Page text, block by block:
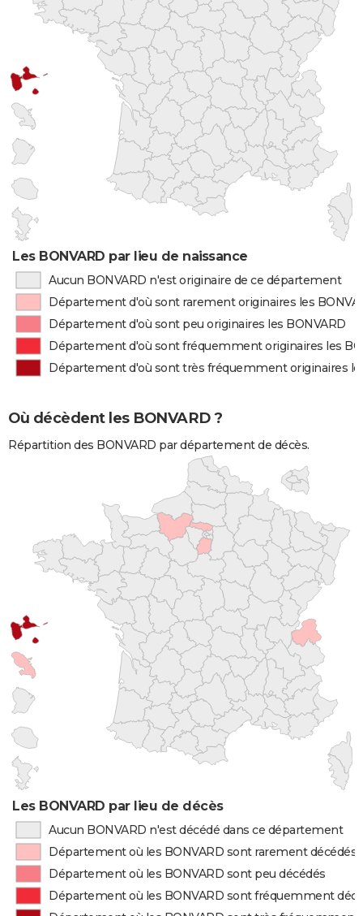
Les BONVARD par lieu de naissance
Aucun BONVARD n'est originaire de ce département
Département d'où sont rarement originaires les
Département d'où sont peu originaires les BONVARD
Département d'où sont fréquemment originaires les
Département d'où sont très fréquemment originaires
Où décèdent les BONVARD ?
Répartition des BONVARD par département de décès.
Les BONVARD par lieu de décès
Aucun BONVARD n'est décédé dans ce département
Département où les BONVARD sont rarement décédés
Département où les BONVARD sont peu décédés
Département où les BONVARD sont fréquemment